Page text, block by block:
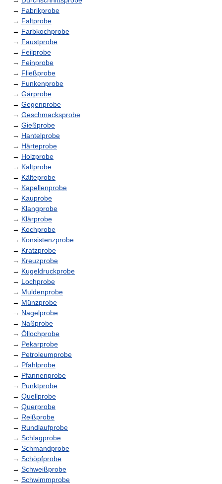
→ Fabrikprobe
→ Faltprobe
→ Farbkochprobe
→ Faustprobe
→ Feilprobe
→ Feinprobe
→ Fließprobe
→ Funkenprobe
→ Gärprobe
→ Gegenprobe
→ Geschmacksprobe
→ Gießprobe
→ Hantelprobe
→ Härteprobe
→ Holzprobe
→ Kaltprobe
→ Kälteprobe
→ Kapellenprobe
→ Kauprobe
→ Klangprobe
→ Klärprobe
→ Kochprobe
→ Konsistenzprobe
→ Kratzprobe
→ Kreuzprobe
→ Kugeldruckprobe
→ Lochprobe
→ Muldenprobe
→ Münzprobe
→ Nagelprobe
→ Naßprobe
→ Öllochprobe
→ Pekarprobe
→ Petroleumprobe
→ Pfahlprobe
→ Pfannenprobe
→ Punktprobe
→ Quellprobe
→ Querprobe
→ Reißprobe
→ Rundlaufprobe
→ Schlagprobe
→ Schmandprobe
→ Schöpfprobe
→ Schweißprobe
→ Schwimmprobe